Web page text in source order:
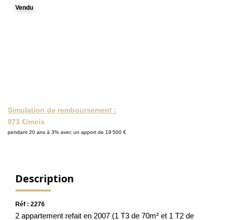
Vendu
Simulation de remboursement :
973 €/mois
pendant 20 ans à 3% avec un apport de 19 500 €
Description
Réf : 2276
2 appartement refait en 2007 (1 T3 de 70m² et 1 T2 de